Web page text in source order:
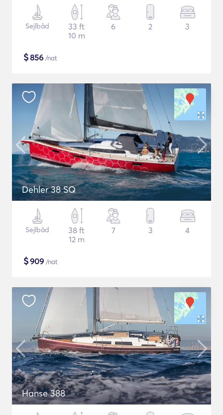
Sejlbåd
33 ft
10 m
6 2 3
$856 /nat
Dehler 38 SQ
Sejlbåd
38 ft
12 m
7 3 4
$909 /nat
Hanse 388